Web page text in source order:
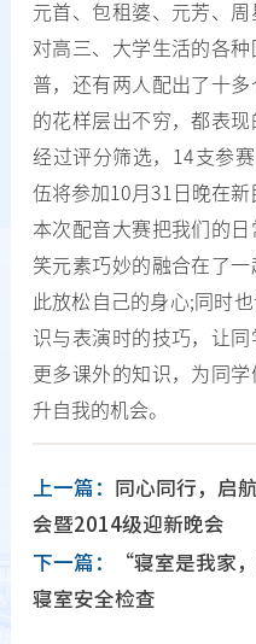
元首、包租婆、元芳、周
对高三、大学生活的各
普，还有两人配出了十
的花样层出不穷，都表现
经过评分筛选，14支参
伍将参加10月31日晚在新
本次配音大赛把我们的
笑元素巧妙的融合在了
此放松自己的身心;同时
识与表演时的技巧，让
更多课外的知识，为同
升自我的机会。
上一篇：
同心同行，启
会暨2014级迎新晚会
下一篇：
“寝室是我家
寝室安全检查